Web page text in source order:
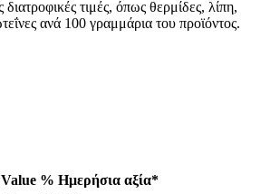
διατροφικές τιμές, όπως θερμίδες, λίπη,
ανά 100 γραμμάρια του προϊόντος.
Value % Ημερήσια αξία*